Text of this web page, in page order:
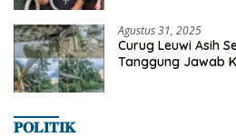
Agustus 31, 2025
Curug Leuwi Asih
Tanggung Jawab
𝐏𝐎𝐋𝐈𝐓𝐈𝐊